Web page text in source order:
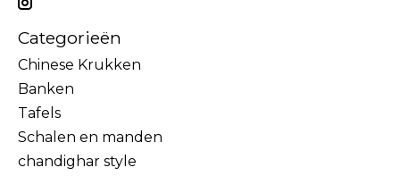
Categorieën
Chinese Krukken
Banken
Tafels
Schalen en manden
chandighar style